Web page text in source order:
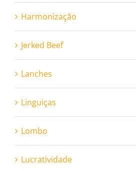
Harmonização
Jerked Beef
Lanches
Linguiças
Lombo
Lucratividade